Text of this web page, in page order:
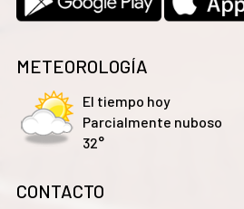
METEOROLOGÍA
El tiempo hoy
Parcialmente nuboso
32°
CONTACTO